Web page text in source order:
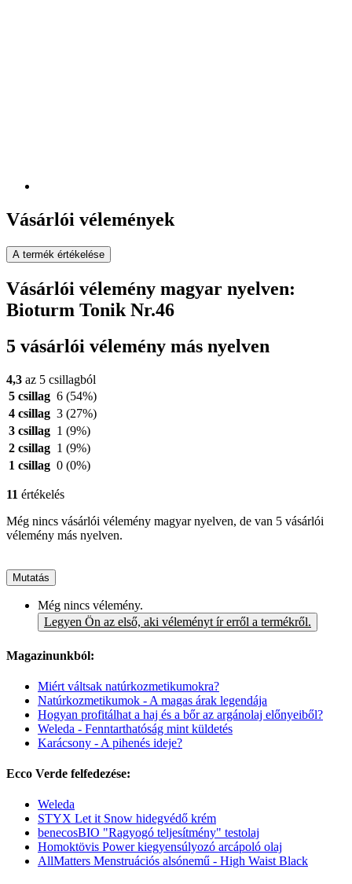
Vásárlói vélemények
A termék értékelése
Vásárlói vélemény magyar nyelven:
Bioturm Tonik Nr.46
5 vásárlói vélemény más nyelven
4,3 az 5 csillagból
5 csillag 6 (54%)
4 csillag 3 (27%)
3 csillag 1 (9%)
2 csillag 1 (9%)
1 csillag 0 (0%)
11 értékelés
Még nincs vásárlói vélemény magyar nyelven, de van 5 vásárlói
vélemény más nyelven.
Mutatás
Még nincs vélemény.
Legyen Ön az első, aki véleményt ír erről a termékről.
Magazinunkból:
Miért váltsak natúrkozmetikumokra?
Natúrkozmetikumok - A magas árak legendája
Hogyan profitálhat a haj és a bőr az argánolaj előnyeiből?
Weleda - Fenntarthatóság mint küldetés
Karácsony - A pihenés ideje?
Ecco Verde felfedezése:
Weleda
STYX Let it Snow hidegvédő krém
benecosBIO "Ragyogó teljesítmény" testolaj
Homoktövis Power kiegyensúlyozó arcápoló olaj
AllMatters Menstruációs alsónemű - High Waist Black